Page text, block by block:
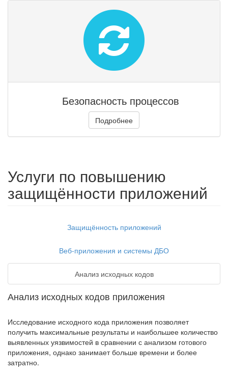
Безопасность процессов
Подробнее
Услуги по повышению
защищённости приложений
Защищённость приложений
Веб-приложения и системы ДБО
Анализ исходных кодов
Анализ исходных кодов приложения
Исследование исходного кода приложения позволяет
получить максимальные результаты и наибольшее количество
выявленных уязвимостей в сравнении с анализом готового
приложения, однако занимает больше времени и более
затратно.